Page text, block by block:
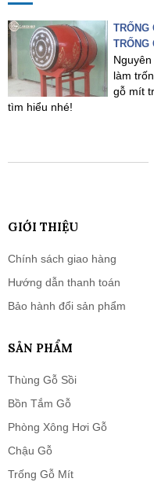
TRỐNG
TRỐNG
làm
gỗ mít
tìm hiểu nhé!
GIỚI THIỆU
Chính sách giao hàng
Hướng dẫn thanh toán
Bảo hành đổi sản phẩm
SẢN PHẨM
Thùng Gỗ Sồi
Bồn Tắm Gỗ
Phòng Xông Hơi Gỗ
Chậu Gỗ
Trống Gỗ Mít